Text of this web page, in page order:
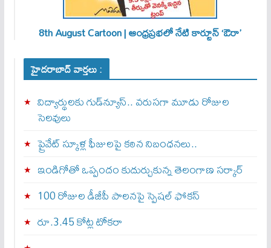
8th August Cartoon | ఆంధ్రప్రభలో నేటి కార్టూన్ ‘ఔరా’
హైదరాబాద్ వార్తలు :
విద్యార్థులకు గుడ్‌న్యూస్.. వరుసగా మూడు రోజుల
సెలవులు
ప్రైవేట్ స్కూళ్ల ఫీజులపై కఠిన నిబంధనలు..
ఇండిగోతో ఒప్పందం కుదుర్చుకున్న తెలంగాణ స‌ర్కార్
100 రోజుల డీజీపీ పాలనపై స్పెషల్ ఫోకస్
రూ.3.45 కోట్ల టోకరా